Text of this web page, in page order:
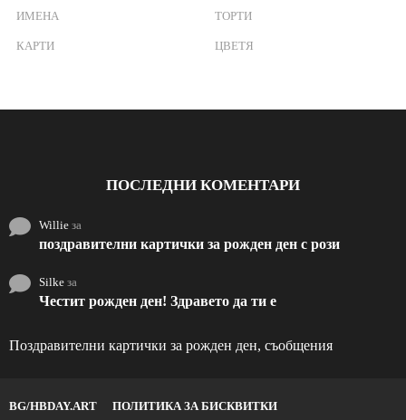
ИМЕНА
КАРТИ
ТОРТИ
ЦВЕТЯ
ПОСЛЕДНИ КОМЕНТАРИ
Willie за
поздравителни картички за рожден ден с рози
Silke за
Честит рожден ден! Здравето да ти е
Поздравителни картички за рожден ден, съобщения
BG/HBDAY.ART ПОЛИТИКА ЗА БИСКВИТКИ